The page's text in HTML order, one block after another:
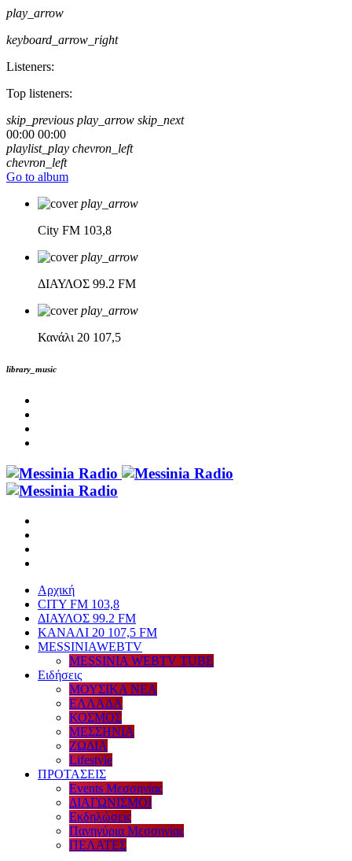
play_arrow
keyboard_arrow_right
Listeners:
Top listeners:
skip_previous play_arrow skip_next
00:00 00:00
playlist_play chevron_left
chevron_left
Go to album
play_arrow
City FM 103,8
play_arrow
ΔΙΑΥΛΟΣ 99.2 FM
play_arrow
Κανάλι 20 107,5
library_music
Αρχική
CITY FM 103,8
ΔΙΑΥΛΟΣ 99.2 FM
ΚΑΝΑΛΙ 20 107,5 FM
MESSINIAWEBTV
MESSINIA WEBTV TUBE
Eιδήσεις
ΜΟΥΣΙΚΑ ΝΕΑ
ΕΛΛΑΔΑ
ΚΟΣΜΟΣ
ΜΕΣΣΗΝΙΑ
ΖΩΔΙΑ
Lifestyle
ΠΡΟΤΑΣΕΙΣ
Events Μεσσηνίας
ΔΙΑΓΩΝΙΣΜΟΙ
Εκδηλώσεις
Πανηγύρια Μεσσηνίας
ΠΕΛΑΤΕΣ